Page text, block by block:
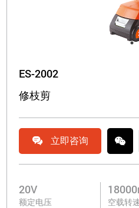
ES-2002
修枝剪
 立即咨询
20V
额定电压 空载转